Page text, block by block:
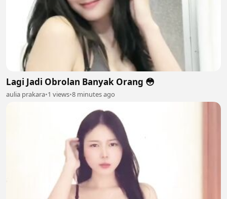
Lagi Jadi Obrolan Banyak Orang 😳
aulia prakara•1 views•8 minutes ago